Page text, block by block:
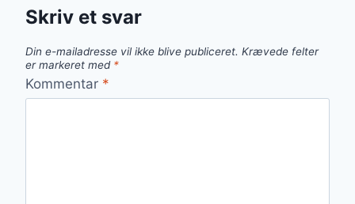
Skriv et svar
Din e-mailadresse vil ikke blive publiceret. Krævede felter
er markeret med *
Kommentar *